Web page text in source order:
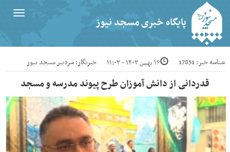
پایگاه خبری مسجد نیوز
Toggle
شناسه خبر: 17851 ۱۶ بهمن ۱۴۰۳ - ۱۱:۰۳ خبرنگار: سردبیر مسجد نیوز
قدردانی از دانش آموزان طرح پیوند مدرسه و مسجد